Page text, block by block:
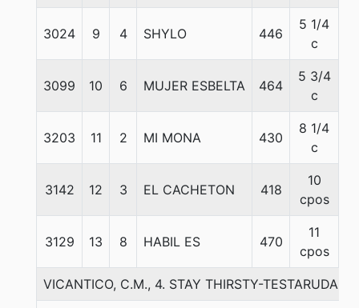
3024 9 4 SHYLO 446
5 1/4
c
3099 10 6 MUJER ESBELTA 464
5 3/4
c
3203 11 2 MI MONA 430
8 1/4
c
3142 12 3 EL CACHETON 418
10
cpos
3129 13 8 HABIL ES 470
11
cpos
VICANTICO, C.M., 4. STAY THIRSTY-